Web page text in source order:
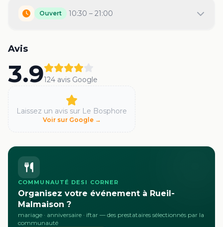
Ouvert 10:30 – 21:00
Avis
3.9124 avis Google
Laissez un avis sur Le Bosphore
Voir sur Google →
COMMUNAUTÉ DESI CORNER
Organisez votre événement à Rueil-
Malmaison ?
mariage · anniversaire · iftar — des prestataires sélectionnés par la
communauté